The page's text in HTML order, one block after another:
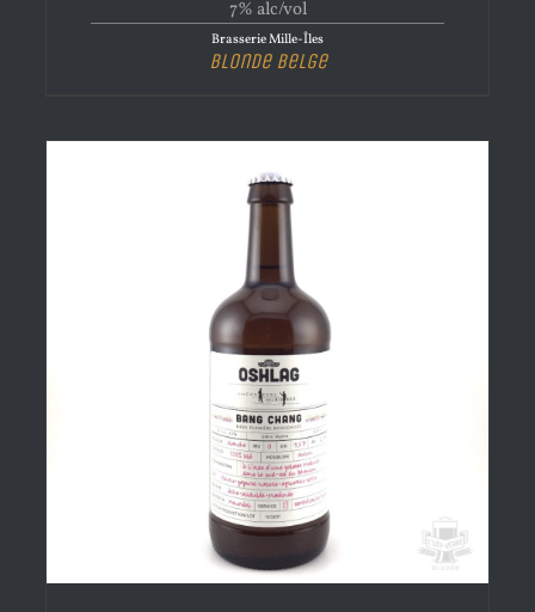
7% alc/vol
Brasserie Mille-Îles
Blonde Belge